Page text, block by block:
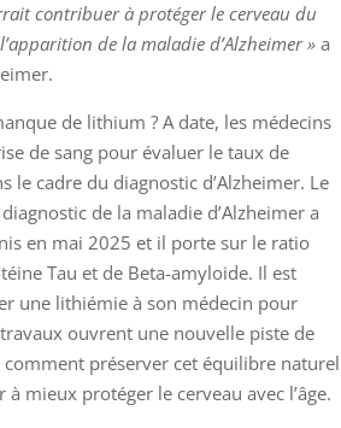
contribuer à protéger le cerveau du
de la maladie d’Alzheimer » a
de lithium ? A date, les médecins
de sang pour évaluer le taux de
le cadre du diagnostic d’Alzheimer. Le
de la maladie d’Alzheimer a
en mai 2025 et il porte sur le ratio
Tau et de Beta-amyloide. Il est
une lithiémie à son médecin pour
ouvrent une nouvelle piste de
préserver cet équilibre naturel
mieux protéger le cerveau avec l’âge.